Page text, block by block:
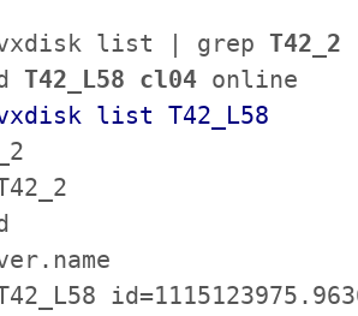
vxdisk list | grep T42_2
T42_L58 cl04 online
list T42_L58